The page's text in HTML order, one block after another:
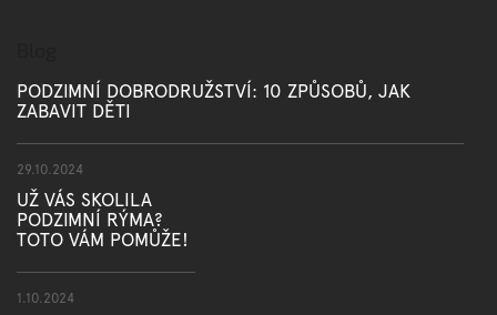
PODZIMNÍ DOBRODRUŽSTVÍ: 10 ZPŮSOBŮ, JAK
ZABAVIT DĚTI
29.10.2024
UŽ VÁS SKOLILA
PODZIMNÍ RÝMA?
TOTO VÁM POMŮŽE!
1.10.2024